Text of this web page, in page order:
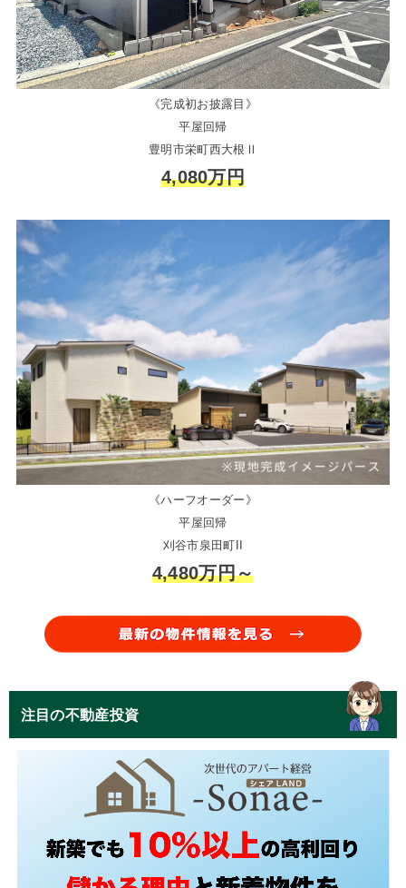
《完成初お披露目》
平屋回帰
豊明市栄町西大根Ⅱ
4,080万円
《ハーフオーダー》
平屋回帰
刈谷市泉田町II
4,480万円～
注目の不動産投資